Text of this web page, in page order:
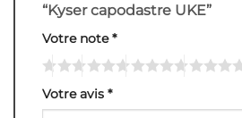
“Kyser capodastre UKE”
Votre note*
Votre avis *